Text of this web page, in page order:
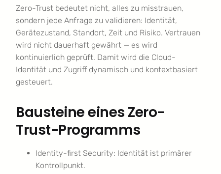
Zero-Trust bedeutet nicht, alles zu misstrauen,
sondern jede Anfrage zu validieren: Identität,
Gerätezustand, Standort, Zeit und Risiko. Vertrauen
wird nicht dauerhaft gewährt — es wird
kontinuierlich geprüft. Damit wird die Cloud-
Identität und Zugriff dynamisch und kontextbasiert
gesteuert.
Bausteine eines Zero-
Trust-Programms
Identity-first Security: Identität ist primärer
Kontrollpunkt.